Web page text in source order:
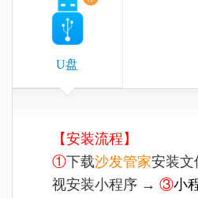
U盘
【安装流程】
①下载沙发管家安装
视安装小程序 → ③小